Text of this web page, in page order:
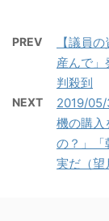
PREV
【議員
産んで
判殺到
NEXT
2019/05/
機の購入
の？」「
実だ（望